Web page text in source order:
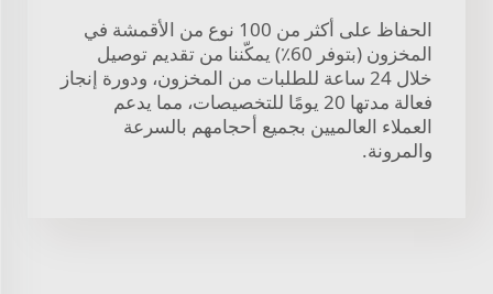
الحفاظ على أكثر من 100 نوع من الأقمشة في
المخزون (بتوفر 60٪) يمكّننا من تقديم توصيل
خلال 24 ساعة للطلبات من المخزون، ودورة إنجاز
فعالة مدتها 20 يومًا للتخصيصات، مما يدعم
العملاء العالميين بجميع أحجامهم بالسرعة
والمرونة.